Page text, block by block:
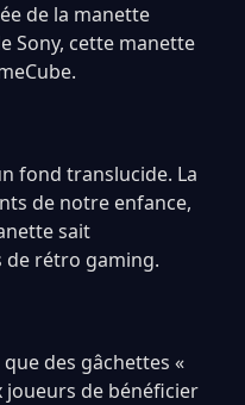
de la manette
Sony, cette manette
fond translucide. La
de notre enfance,
sait
rétro gaming.
des gâchettes «
joueurs de bénéficier